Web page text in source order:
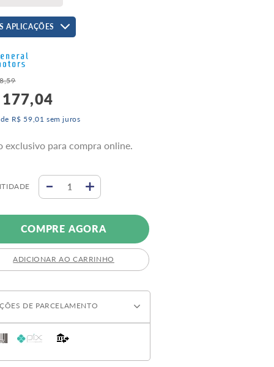
APLICAÇÕES
,59
177,04
R$ 59 ,01 sem juros
exclusivo para compra online.
COMPRE AGORA
ADICIONAR AO CARRINHO
DE PARCELAMENTO